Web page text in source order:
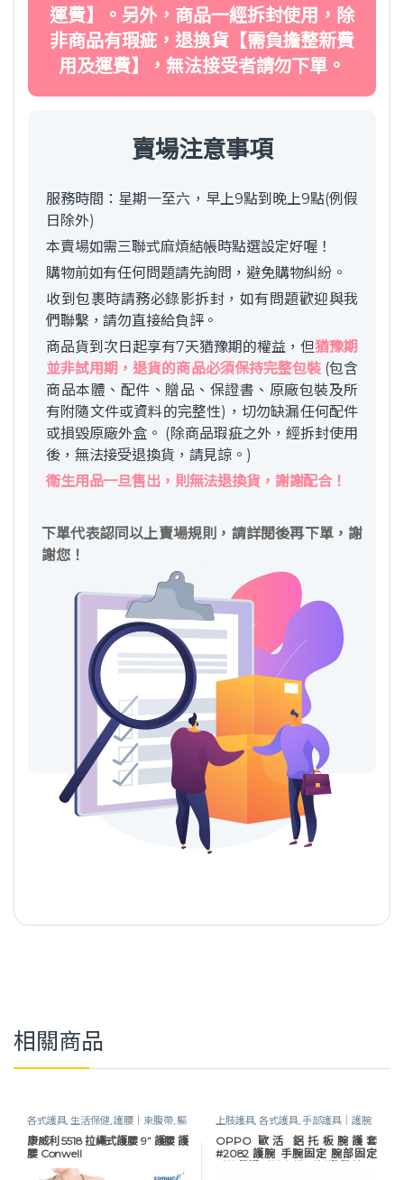
運費】。另外，商品一經拆封使用，除
非商品有瑕疵，退換貨【需負擔整新費
用及運費】，無法接受者請勿下單。
賣場注意事項
服務時間：星期一至六，早上9點到晚上9點(例假
日除外)
本賣場如需三聯式麻煩結帳時點選設定好喔！
購物前如有任何問題請先詢問，避免購物糾紛。
收到包裹時請務必錄影拆封，如有問題歡迎與我
們聯繫，請勿直接給負評。
商品貨到次日起享有7天猶豫期的權益，但猶豫期
並非試用期，退貨的商品必須保持完整包裝(包含
商品本體、配件、贈品、保證書、原廠包裝及所
有附隨文件或資料的完整性)，切勿缺漏任何配件
或損毀原廠外盒。 (除商品瑕疵之外，經拆封使用
後，無法接受退換貨，請見諒。)
衛生用品一旦售出，則無法退換貨，謝謝配合！
下單代表認同以上賣場規則，請詳閱後再下單，謝
謝您！
相關商品
各式護具, 生活保健,護腰｜束腹帶,軀
幹護具
康威利 5518 拉繩式護腰 9” 護腰 護
腰 Conwell
上肢護具,各式護具,手部護具｜護腕
｜手托板
,生活保健
OPPO 歐活 鋁托板腕護套
#2082 護腕 手腕固定 腕部固定